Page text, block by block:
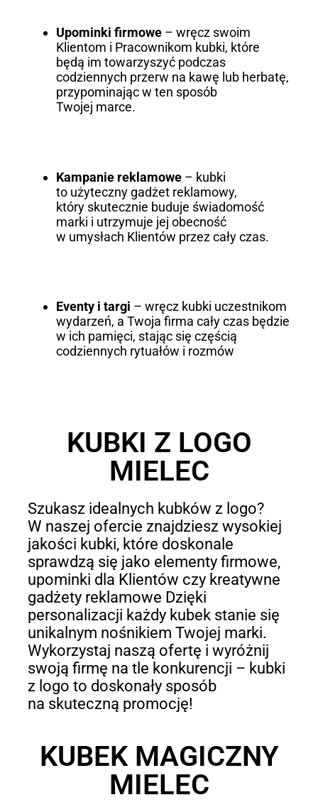
Upominki firmowe– wręcz swoim
Klientom i Pracownikom kubki, które
będą im towarzyszyć podczas
codziennych przerw na kawę lub herbatę,
przypominając w ten sposób
Twojej marce.
Kampanie reklamowe– kubki
to użyteczny gadżet reklamowy,
który skutecznie buduje świadomość
marki i utrzymuje jej obecność
w umysłach Klientów przez cały czas.
Eventy i targi – wręcz kubki uczestnikom
wydarzeń, a Twoja firma cały czas będzie
w ich pamięci, stając się częścią
codziennych rytuałów i rozmów
KUBKI Z LOGO
MIELEC
Szukasz idealnych kubków z logo?
W naszej ofercie znajdziesz wysokiej
jakości kubki, które doskonale
sprawdzą się jako elementy firmowe,
upominki dla Klientów czy kreatywne
gadżety reklamowe Dzięki
personalizacji każdy kubek stanie się
unikalnym nośnikiem Twojej marki.
Wykorzystaj naszą ofertę i wyróżnij
swoją firmę na tle konkurencji – kubki
z logo to doskonały sposób
na skuteczną promocję!
KUBEK MAGICZNY
MIELEC